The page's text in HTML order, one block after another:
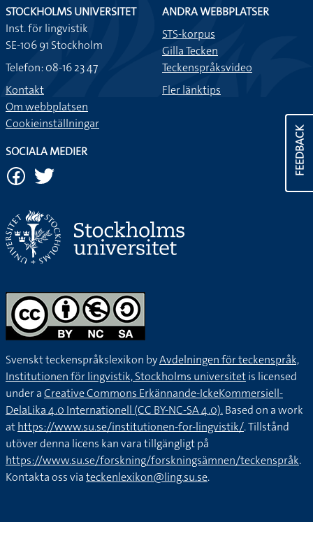
FEEDBACK
STOCKHOLMS UNIVERSITET
Inst. för lingvistik
SE-106 91 Stockholm
Telefon: 08-16 23 47
Kontakt
Om webbplatsen
Cookieinställningar
ANDRA WEBBPLATSER
STS-korpus
Gilla Tecken
Teckenspråksvideo
Fler länktips
SOCIALA MEDIER
Svenskt teckenspråkslexikon byAvdelningen för teckenspråk,
Institutionen för lingvistik, Stockholms universitetis licensed
under aCreative Commons Erkännande-IckeKommersiell-
DelaLika 4.0 Internationell (CC BY-NC-SA 4.0).Based on a work
athttps://www.su.se/institutionen-for-lingvistik/. Tillstånd
utöver denna licens kan vara tillgängligt på
https://www.su.se/forskning/forskningsämnen/teckenspråk.
Kontakta oss viateckenlexikon@ling.su.se.